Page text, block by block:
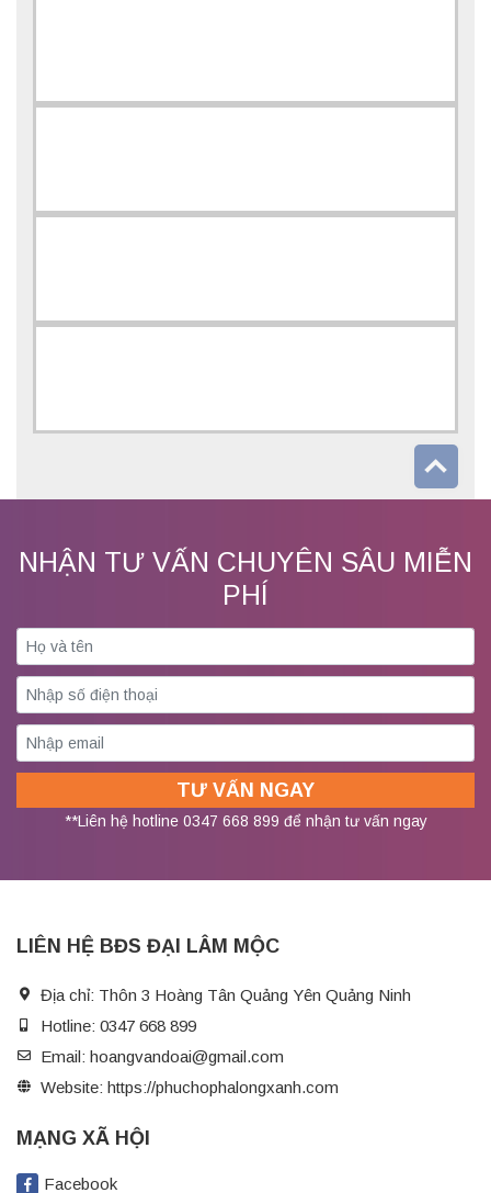
NHẬN TƯ VẤN CHUYÊN SÂU MIỄN
PHÍ
**Liên hệ hotline 0347 668 899 để nhận tư vấn ngay
LIÊN HỆ BĐS ĐẠI LÂM MỘC
Địa chỉ: Thôn 3 Hoàng Tân Quảng Yên Quảng Ninh
Hotline: 0347 668 899
Email: hoangvandoai@gmail.com
Website: https://phuchophalongxanh.com
MẠNG XÃ HỘI
Facebook